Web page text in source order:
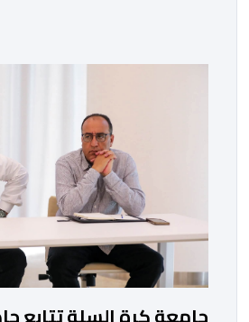
الطاقم التقني للرجاء لتقديم
أداء لافت قدمه اللاعب برفقة اتحاد […]